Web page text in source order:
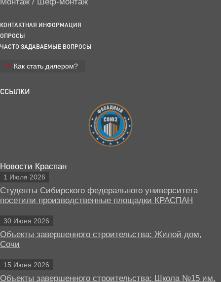
КОНТАКТНАЯ ИНФОРМАЦИЯ
ОПРОСЫ
ЧАСТО ЗАДАВАЕМЫЕ ВОПРОСЫ
Как стать дилером?
ССЫЛКИ
Новости Краспан
1 Июля 2026
Студенты Сибирского федерального университета
посетили производственные площадки КРАСПАН
30 Июня 2026
Объекты завершенного строительства: Жилой дом,
Сочи
15 Июня 2026
Объекты завершенного строительства: Школа №15 им.